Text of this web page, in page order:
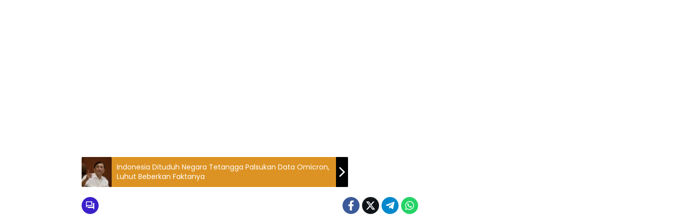
Indonesia Dituduh Negara Tetangga Palsukan Data Omicron,
Luhut Beberkan Faktanya